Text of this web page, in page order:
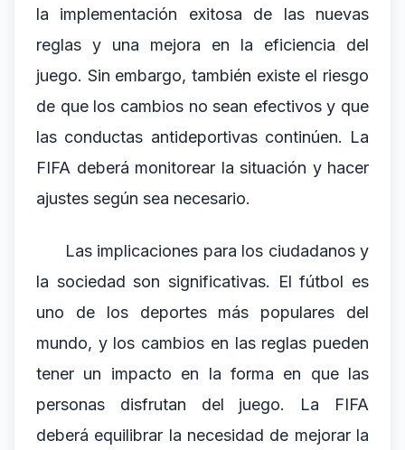
la implementación exitosa de las nuevas
reglas y una mejora en la eficiencia del
juego. Sin embargo, también existe el riesgo
de que los cambios no sean efectivos y que
las conductas antideportivas continúen. La
FIFA deberá monitorear la situación y hacer
ajustes según sea necesario.
Las implicaciones para los ciudadanos y
la sociedad son significativas. El fútbol es
uno de los deportes más populares del
mundo, y los cambios en las reglas pueden
tener un impacto en la forma en que las
personas disfrutan del juego. La FIFA
deberá equilibrar la necesidad de mejorar la